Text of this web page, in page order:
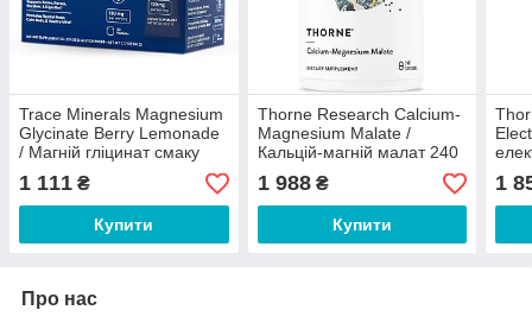
Trace Minerals Magnesium
Glycinate Berry Lemonade
/ Магній гліцинат смаку
ягідного лимонаду 30
саше
1 111 ₴
Купити
Thorne Research Calcium-
Magnesium Malate /
Кальцій-магній малат 240
капс
1 988₴
Купити
30
1
Про нас